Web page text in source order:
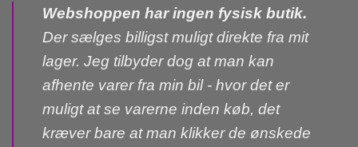
Webshoppen har ingen fysisk butik.
Der sælges billigst muligt direkte fra mit
lager. Jeg tilbyder dog at man kan
afhente varer fra min bil - hvor det er
muligt at se varerne inden køb, det
kræver bare at man klikker de ønskede